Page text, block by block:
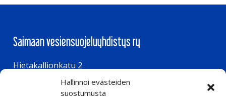
Hallinnoi evästeiden
suostumusta
Saimaan vesiensuojeluyhdistys ry
Hietakallionkatu 2
53850 Lappeenranta